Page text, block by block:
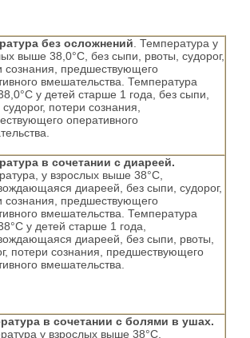
без осложнений . Температура у
выше 38,0°С, без сыпи, рвоты, судорог,
сознания, предшествующего
вмешательства. Температура
у детей старше 1 года, без сыпи,
потери сознания,
оперативного
в сочетании с диареей.
у взрослых выше 38°С,
диареей, без сыпи, судорог,
сознания, предшествующего
вмешательства. Температура
у детей старше 1 года,
диареей, без сыпи, рвоты,
потери сознания, предшествующего
вмешательства.
в сочетании с болями в ушах.
у взрослых выше 38°С,